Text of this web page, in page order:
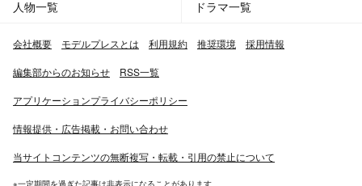
人物一覧 ドラマ一覧
会社概要 モデルプレスとは 利用規約 推奨環境 採用情報
編集部からのお知らせ RSS一覧
アプリケーションプライバシーポリシー
情報提供・広告掲載・お問い合わせ
当サイトコンテンツの無断複写・転載・引用の禁止について
※一定期間を過ぎた記事は非表示になることがあります